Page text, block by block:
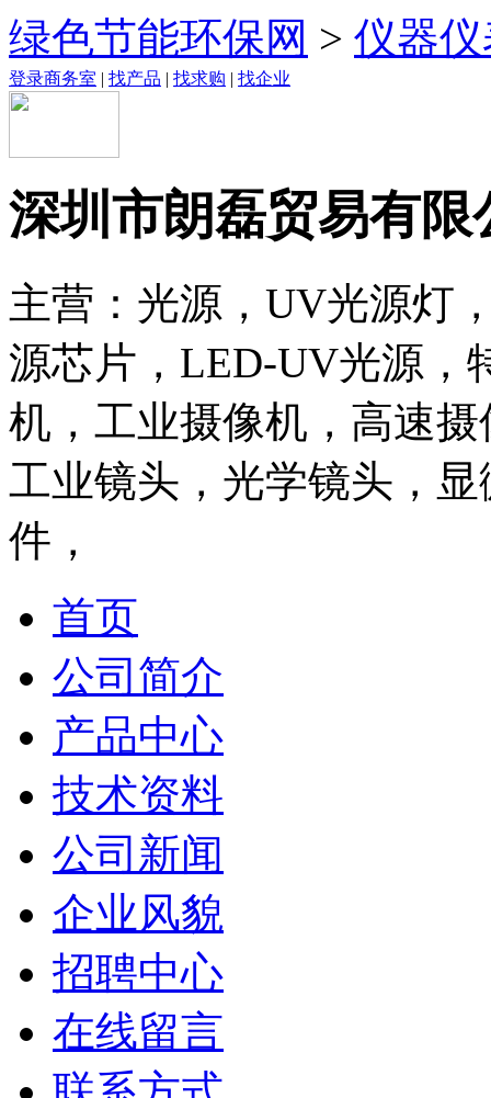
绿色节能环保网 > 仪器
登录商务室 | 找产品 | 找求购 | 找企业
深圳市朗磊贸易有限
主营：光源，UV光源灯
源芯片，LED-UV光源，
机，工业摄像机，高速
工业镜头，光学镜头，
件，
首页
公司简介
产品中心
技术资料
公司新闻
企业风貌
招聘中心
在线留言